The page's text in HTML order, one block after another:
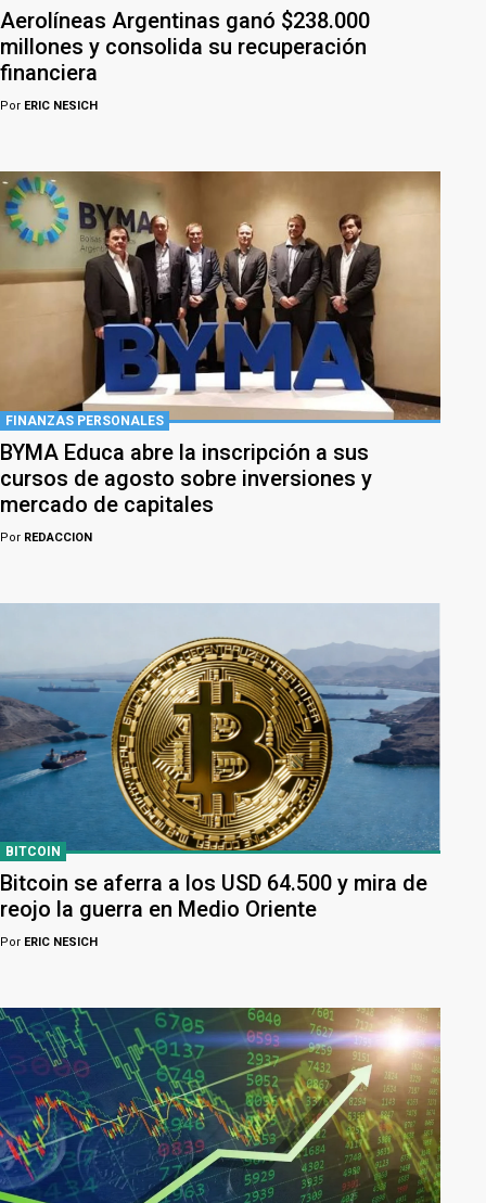
Aerolíneas Argentinas ganó $238.000
millones y consolida su recuperación
financiera
Por ERIC NESICH
FINANZAS PERSONALES
BYMA Educa abre la inscripción a sus
cursos de agosto sobre inversiones y
mercado de capitales
Por REDACCION
BITCOIN
Bitcoin se aferra a los USD 64.500 y mira de
reojo la guerra en Medio Oriente
Por ERIC NESICH